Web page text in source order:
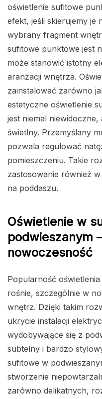
oświetlenie sufitowe
efekt, jeśli skierujemy je
wybrany fragment
sufitowe punktowe jest
może stanowić istotny
aranżacji wnętrza.
zainstalować zarówno
estetyczne oświetlenie
jest niemal
świetlny. Przemyślany
pozwala regulować
pomieszczeniu. Takie
zastosowanie również
na poddaszu.
Oświetlenie w
podwieszanym
nowoczesność
Popularność
rośnie, szczególnie w
wnętrz. Dzięki takim
ukrycie instalacji
wydobywające się z
subtelny i bardzo
sufitowe w
stworzenie
zarówno delikatnych,